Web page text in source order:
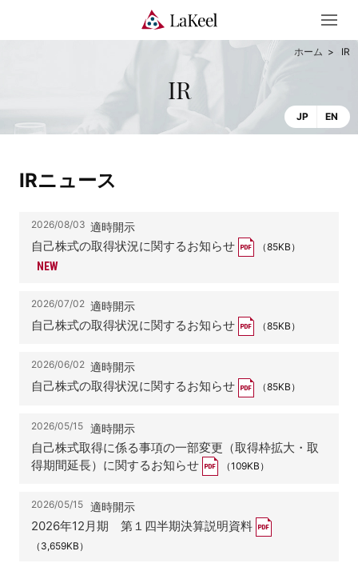
IR
IR
JP EN
IRニュース
2026/08/03 適時開示
自己株式の取得状況に関するお知らせ （85KB）
2026/07/02 適時開示
自己株式の取得状況に関するお知らせ （85KB）
2026/06/02 適時開示
自己株式の取得状況に関するお知らせ （85KB）
2026/05/15 適時開示
自己株式取得に係る事項の一部変更（取得枠拡大・取
得期間延長）に関するお知らせ
（109KB）
2026/05/15 適時開示
2026年12月期 第１四半期決算説明資料
（3,659KB）